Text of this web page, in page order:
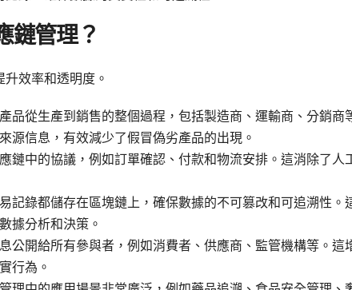
鏈管理？
效率和透明度。
品從生產到銷售的整個過程，包括製造商、運輸商、分銷商
源信息，有效減少了假冒偽劣產品的出現。
鏈中的協議，例如訂單確認、付款和物流安排。這消除了人
記錄都儲存在區塊鏈上，確保數據的不可篡改和可追溯性。
據分析和決策。
公開給所有參與者，例如消費者、供應商、監管機構等。這
行為。